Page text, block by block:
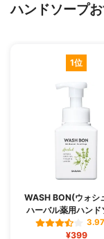
ハンドソープ
1位
WASH BON(ウォシ
ハーバル薬用ハンド
3.97
¥399